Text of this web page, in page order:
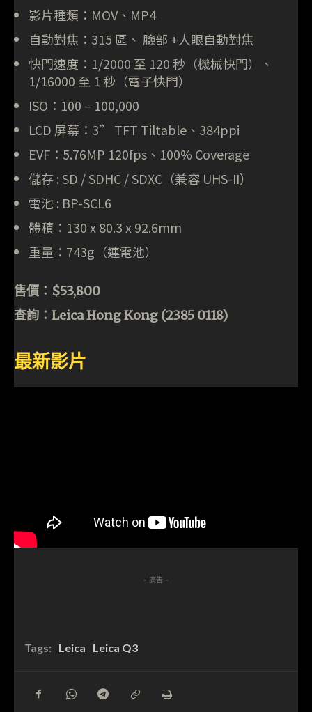
影片種類：MOV、MP4
自動對焦：315 區、 臉部 +人眼自動對焦
快門速度：1/2000 至 120 秒（機械快門）、
1/16000 至 1 秒（電子快門）
ISO：100 – 100,000
LCD 屏幕：3” TFT Tiltable、384ppi
EVF：5.76MP 120fps、100% Coverage
儲存 : SD / SDHC / SDXC（兼容 UHS-II）
電池 : BP-SCL6
體積：130 x 80.3 x 92.6mm
重量：743g（連電池）
售價：$53,800
查詢：Leica Hong Kong (2385 0118)
最新影片
- 廣告 -
Tags: Leica Leica Q3